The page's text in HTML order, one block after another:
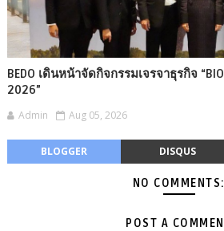
BEDO เดินหน้าจัดกิจกรรมเจรจาธุรกิจ “BIO
2026”
Admin Aug 05, 2026
BLOGGER DISQUS
NO COMMENTS:
POST A